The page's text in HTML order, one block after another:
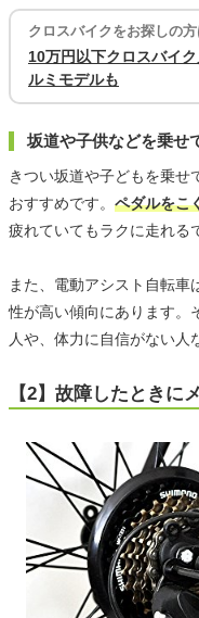
クロスバイクをお探しの方
10万円以下クロスバイ
ルミモデルも
坂道や子供などを乗せ
きつい坂道や子どもを乗せ
おすすめです。 ペダルをこ
疲れていてもラクに走れる
また、電動アシスト自転
性が高い傾向にあります。
人や、体力に自信がない人
【2】故障したときに